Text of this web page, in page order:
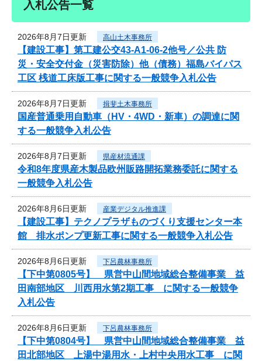
入札公告一覧
2026年8月7日更新 高山土木事務所
【建設工事】第工建公交43-A1-06-2他号／公共 防
災・安全交付金（災害防除）他（債務）福島バイパス
工区 桟道工床版工事に関する一般競争入札公告
2026年8月7日更新 揖斐土木事務所
国産普通乗用自動車（HV・4WD・新車）の調達に関
する一般競争入札公告
2026年8月7日更新 県産材流通課
令和8年度県産木製品欧州販路開拓業務委託に関する
一般競争入札公告
2026年8月6日更新 産業デジタル推進課
【建設工事】テクノプラザものづくり支援センター本
館 排水ポンプ更新工事に関する一般競争入札公告
2026年8月6日更新 下呂農林事務所
【下中第0805号】 県営中山間地域総合整備事業 益
田南部地区 川西用水第2期工事 に関する一般競争
入札公告
2026年8月6日更新 下呂農林事務所
【下中第0804号】 県営中山間地域総合整備事業 益
田北部地区 上湯中湯用水・上村中央用水工事 に関